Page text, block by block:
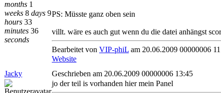
months 1
weeks 8 days 9
hours 33
minutes 36
seconds
PS: Müsste ganz oben sein
villt. wäre es auch gut wenn du die datei anhängst
Bearbeitet von VIP-phiL am 20.06.2009 00000006
Website
Jacky
Geschrieben am 20.06.2009 00000006 13:45
jo der teil is vorhanden hier mein Panel